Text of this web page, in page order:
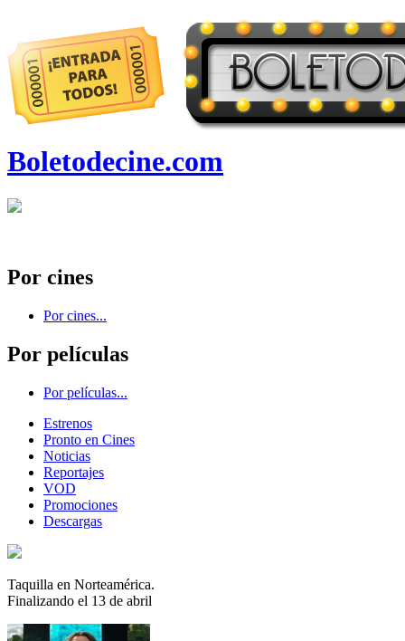
Boletodecine.com
Por cines
Por cines...
Por películas
Por películas...
Estrenos
Pronto en Cines
Noticias
Reportajes
VOD
Promociones
Descargas
Taquilla en Norteamérica.
Finalizando el 13 de abril